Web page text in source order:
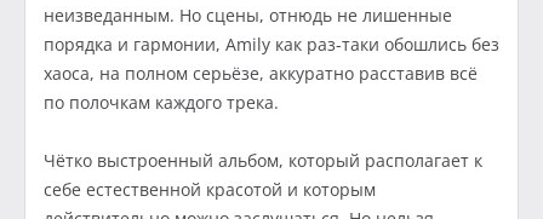
неизведанным. Но сцены, отнюдь не лишенные
порядка и гармонии, Amily как раз-таки обошлись без
хаоса, на полном серьёзе, аккуратно расставив всё
по полочкам каждого трека.
Чётко выстроенный альбом, который располагает к
себе естественной красотой и которым